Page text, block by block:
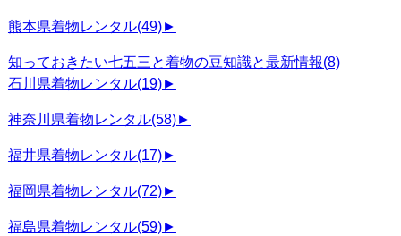
熊本県着物レンタル(49)►
知っておきたい七五三と着物の豆知識と最新情報(8)
石川県着物レンタル(19)►
神奈川県着物レンタル(58)►
福井県着物レンタル(17)►
福岡県着物レンタル(72)►
福島県着物レンタル(59)►